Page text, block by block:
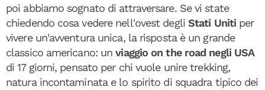
poi abbiamo sognato di attraversare. Se vi state
chiedendo cosa vedere nell'ovest degliStati Uniti per
vivere un'avventura unica, la risposta è un grande
classico americano: unviaggio on the road negli USA
di 17 giorni, pensato per chi vuole unire trekking,
natura incontaminata e lo spirito di squadra tipico dei